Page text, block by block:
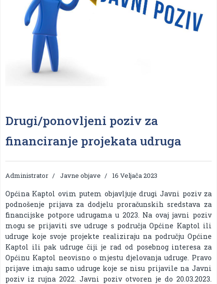
Drugi/ponovljeni poziv za
financiranje projekata udruga
Administrator Javne objave 16 Veljača 2023
Općina Kaptol ovim putem objavljuje drugi Javni poziv za
podnošenje prijava za dodjelu proračunskih sredstava za
financijske potpore udrugama u 2023. Na ovaj javni poziv
mogu se prijaviti sve udruge s područja Općine Kaptol ili
udruge koje svoje projekte realiziraju na području Općine
Kaptol ili pak udruge čiji je rad od posebnog interesa za
Općinu Kaptol neovisno o mjestu djelovanja udruge. Pravo
prijave imaju samo udruge koje se nisu prijavile na Javni
poziv iz rujna 2022. Javni poziv otvoren je do 20.03.2023.